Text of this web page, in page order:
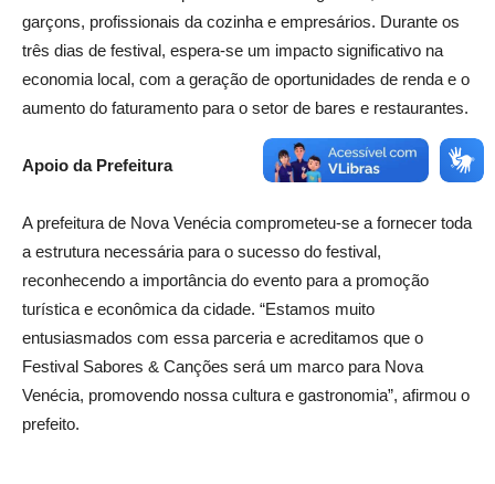
garçons, profissionais da cozinha e empresários. Durante os
três dias de festival, espera-se um impacto significativo na
economia local, com a geração de oportunidades de renda e o
aumento do faturamento para o setor de bares e restaurantes.
Apoio da Prefeitura
A prefeitura de Nova Venécia comprometeu-se a fornecer toda
a estrutura necessária para o sucesso do festival,
reconhecendo a importância do evento para a promoção
turística e econômica da cidade. “Estamos muito
entusiasmados com essa parceria e acreditamos que o
Festival Sabores & Canções será um marco para Nova
Venécia, promovendo nossa cultura e gastronomia”, afirmou o
prefeito.